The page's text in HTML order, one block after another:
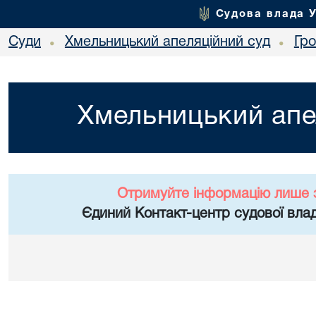
Судова влада
Суди • Хмельницький апеляційний суд •
Хмельницький
Отримуйте інформацію лише
Єдиний Контакт-центр судової